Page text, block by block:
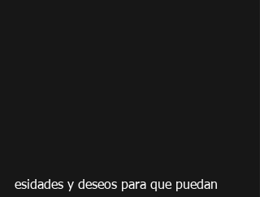
esidades y deseos para que puedan